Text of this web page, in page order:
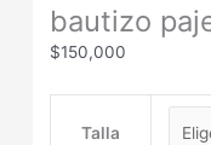
bautizo
$150,000
Talla